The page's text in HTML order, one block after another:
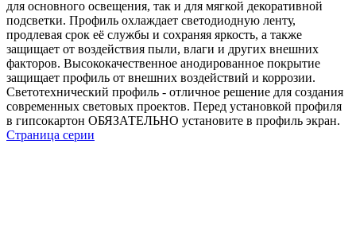
для основного освещения, так и для мягкой декоративной
подсветки. Профиль охлаждает светодиодную ленту,
продлевая срок её службы и сохраняя яркость, а также
защищает от воздействия пыли, влаги и других внешних
факторов. Высококачественное анодированное покрытие
защищает профиль от внешних воздействий и коррозии.
Светотехнический профиль - отличное решение для создания
современных световых проектов. Перед установкой профиля
в гипсокартон ОБЯЗАТЕЛЬНО установите в профиль экран.
Страница серии